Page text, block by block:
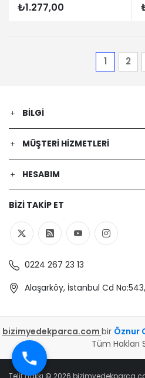
₺1.277,00
1 2
BILGI
MÜŞTERI HIZMETLERI
HESABIM
BIZI TAKIP ET
0224 267 23 13
Alaşarköy, İstanbul Cd
bizimyedekparca.com bir Öznur
Tüm Hakları